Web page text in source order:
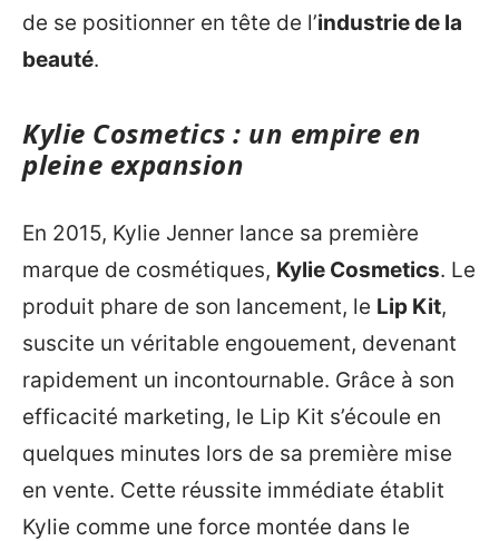
de se positionner en tête de l’industrie de la
beauté.
Kylie Cosmetics : un empire en
pleine expansion
En 2015, Kylie Jenner lance sa première
marque de cosmétiques, Kylie Cosmetics. Le
produit phare de son lancement, le Lip Kit,
suscite un véritable engouement, devenant
rapidement un incontournable. Grâce à son
efficacité marketing, le Lip Kit s’écoule en
quelques minutes lors de sa première mise
en vente. Cette réussite immédiate établit
Kylie comme une force montée dans le